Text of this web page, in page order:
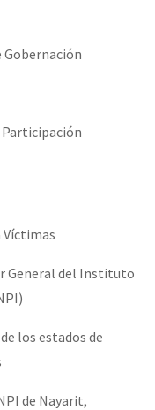
Gobernación
Participación
Víctimas
General del Instituto
los estados de
de Nayarit,